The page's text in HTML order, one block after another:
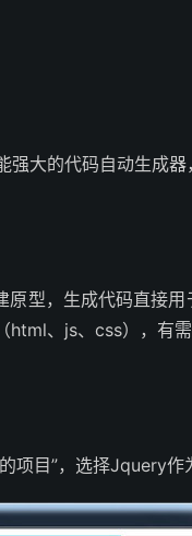
大的代码自动生成
型，生成代码直接
、js、css），有需
项目”，选择Jquery作